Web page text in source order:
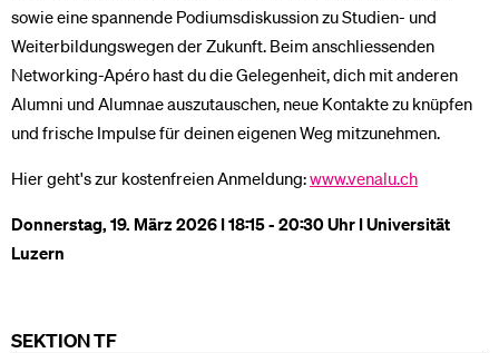
sowie eine spannende Podiumsdiskussion zu Studien- und
Weiterbildungswegen der Zukunft. Beim anschliessenden
Networking-Apéro hast du die Gelegenheit, dich mit anderen
Alumni und Alumnae auszutauschen, neue Kontakte zu knüpfen
und frische Impulse für deinen eigenen Weg mitzunehmen.
Hier geht's zur kostenfreien Anmeldung:www.venalu.ch
Donnerstag, 19. März 2026 I 18:15 - 20:30 Uhr I Universität
Luzern
SEKTION TF